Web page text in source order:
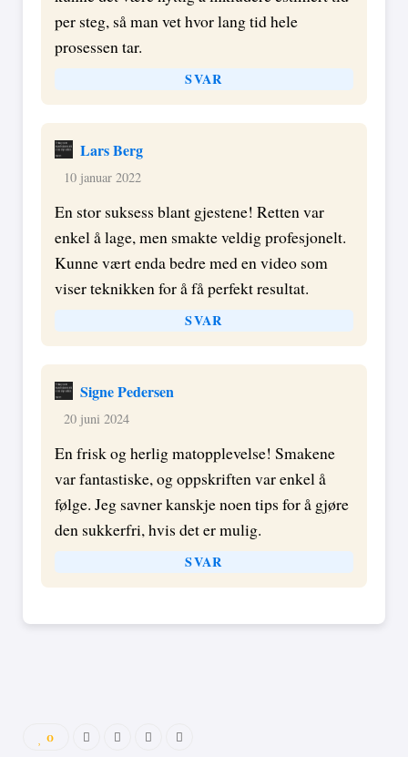
per steg, så man vet hvor lang tid hele
prosessen tar.
SVAR
Lars Berg
10 januar 2022
En stor suksess blant gjestene! Retten var
enkel å lage, men smakte veldig profesjonelt.
Kunne vært enda bedre med en video som
viser teknikken for å få perfekt resultat.
SVAR
Signe Pedersen
20 juni 2024
En frisk og herlig matopplevelse! Smakene
var fantastiske, og oppskriften var enkel å
følge. Jeg savner kanskje noen tips for å gjøre
den sukkerfri, hvis det er mulig.
SVAR
0